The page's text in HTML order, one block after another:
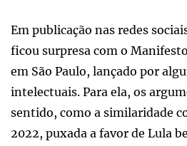
Em publicação nas redes
ficou surpresa com o
em São Paulo, lançado por
intelectuais. Para ela, os
sentido, como a similaridade
2022, puxada a favor de Lula